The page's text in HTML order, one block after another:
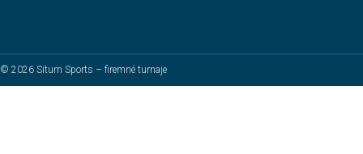
© 2026 Situm Sports – firemné turnaje